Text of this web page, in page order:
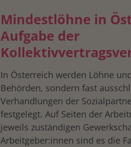
Mindestlöhne in
Aufgabe der
In Österreich werden Löhne
Behörden, sondern fast
Verhandlungen der
festgelegt. Auf Seiten der
jeweils zuständigen
Arbeitgeber:innen sind es die